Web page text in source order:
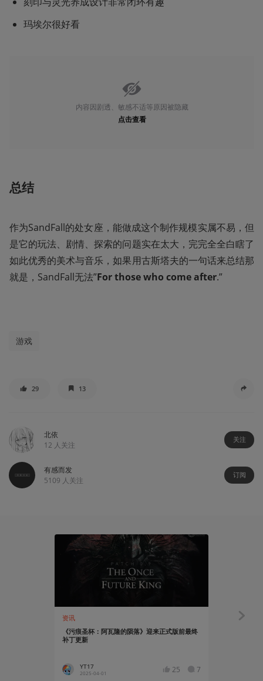
玛埃尔很好看
内容因剧透、敏感不适等原因被隐藏
点击查看
总结
作为SandFall的处女座，能做成这个制作规模实属不易，但
是它的玩法、剧情、探索的问题实在太大，完完全全白瞎了
如此优秀的美术与音乐，如果用古斯塔夫的一句话来总结那
就是，SandFall无法”For those who come after.”
游戏
29 13
北依
12 人关注
关注
有感而发
5109 人关注
订阅
资讯
《污痕圣杯：阿瓦隆的陨落》迎来正式版前最终
补丁更新
YT17
2025-04-01 25 7